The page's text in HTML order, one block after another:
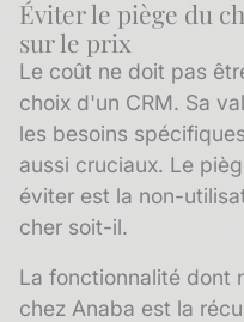
Éviter le piège du
sur le prix
Le coût ne doit pas
choix d'un CRM. Sa
les besoins
aussi cruciaux. Le
éviter est la non-
cher soit-il.
La fonctionnalité dont
chez Anaba est la